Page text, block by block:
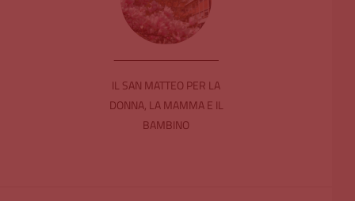
IL SAN MATTEO PER LA
DONNA, LA MAMMA E IL
BAMBINO